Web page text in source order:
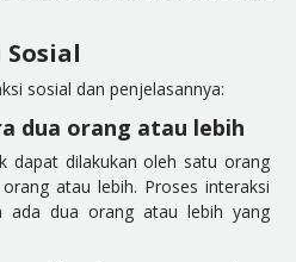
sosial dan penjelasannya:
dua orang atau lebih
dapat dilakukan oleh satu orang
atau lebih. Proses interaksi
ada dua orang atau lebih yang